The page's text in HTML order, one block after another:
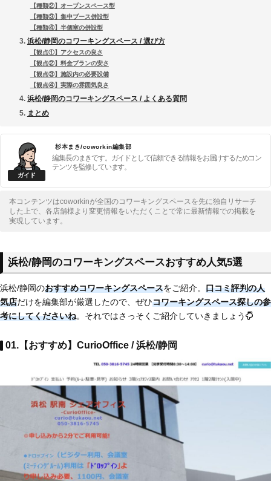
【種類②】オープンスペース型
【種類③】集中ブース併設型
【種類④】半個室の併設型
浜松/静岡のコワーキングスペース / 選び方
【観点①】アクセスの良さ
【観点②】料金プランの安さ
【観点③】施設内の必要設備
【観点④】実際の雰囲気良さ
浜松/静岡のコワーキングスペース / よくある質問
まとめ
杉本まき/coworkin編集部
編集長のまきです。ガイドとして信頼できる情報をお届けするためコン
テンツを監修しています。
本コンテンツはcoworkinが全国のコワーキングスペースを先に独自リサーチ
した上で、各店舗様より変更情報をいただくことで常に最新情報での掲載を
実現しています。
浜松/静岡のコワーキングスペースおすすめ人気5選
浜松/静岡のおすすめコワーキングスペースをご紹介。 口コミ評判の人
気店だけを編集部が厳選したので、ぜひコワーキングスペース探しの参
考にしてくださいね。それではさっそくご紹介していきましょう
01.【おすすめ】CurioOffice / 浜松/静岡